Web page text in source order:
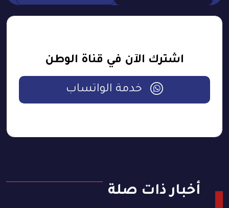
اشترك الآن في قناة الوطن
خدمة الواتساب
أخبار ذات صلة